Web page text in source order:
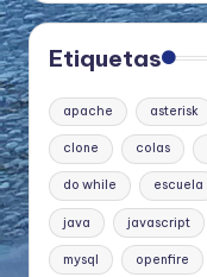
Etiquetas
apache asterisk
clone colas
do while escuela
java javascript
mysql openfire